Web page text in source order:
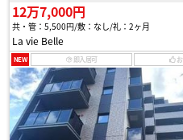
12万7,000円
共・管：5,500円 敷：なし 礼：2ヶ月
La vie Belle
NEW 即入居可